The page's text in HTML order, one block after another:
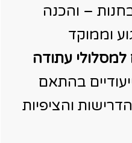
– והכנה
וממוקד
למסלולי עתודה
ייעודיים בהתאם
והציפיות